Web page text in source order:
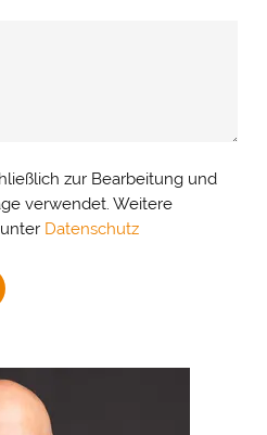
zur Bearbeitung und
verwendet. Weitere
Datenschutz